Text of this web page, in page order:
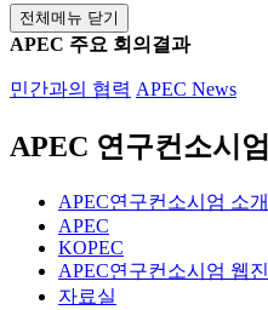
전체메뉴 닫기
APEC 주요 회의결과
민간과의 협력 APEC News
APEC 연구컨소시엄
APEC연구컨소시엄 소개
APEC
KOPEC
APEC연구컨소시엄 웹진
자료실